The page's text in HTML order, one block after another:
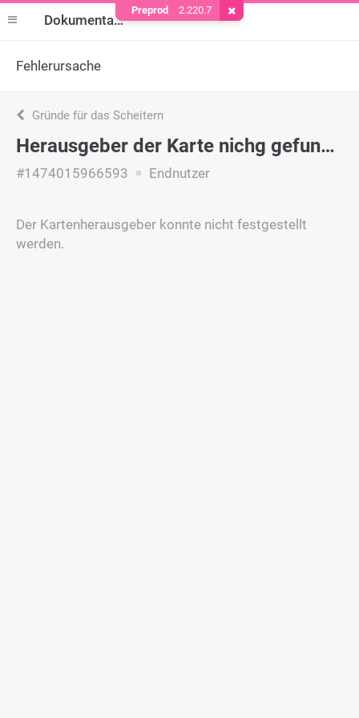
Dokumentation
Fehlerursache
Gründe für das Scheitern
Herausgeber der Karte nichg gefunden
#1474015966593 Endnutzer
Der Kartenherausgeber konnte nicht festgestellt
werden.
Preprod 2.220.7 Cookie entfernen